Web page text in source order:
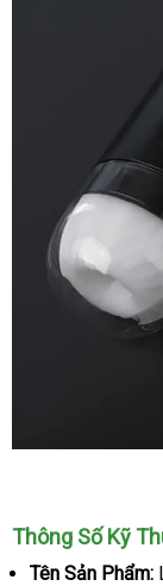
đạo
giả
Thông Số Kỹ
Tên Sản Phẩm: